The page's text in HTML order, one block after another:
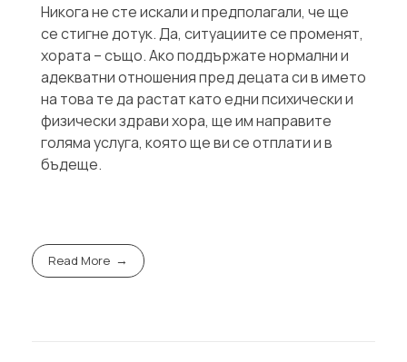
Никога не сте искали и предполагали, че ще
се стигне дотук. Да, ситуациите се променят,
хората – също. Ако поддържате нормални и
адекватни отношения пред децата си в името
на това те да растат като едни психически и
физически здрави хора, ще им направите
голяма услуга, която ще ви се отплати и в
бъдеще.
Read More